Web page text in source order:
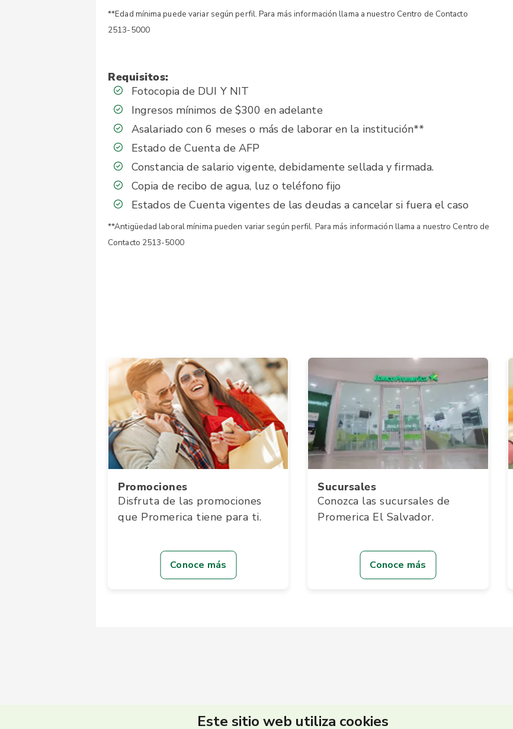
**Edad mínima puede variar según perfil. Para más información llama a nuestro Centro de Contacto
2513-5000
Requisitos:
Fotocopia de DUI Y NIT
Ingresos mínimos de $300 en adelante
Asalariado con 6 meses o más de laborar en la institución**
Estado de Cuenta de AFP
Constancia de salario vigente, debidamente sellada y firmada.
Copia de recibo de agua, luz o teléfono fijo
Estados de Cuenta vigentes de las deudas a cancelar si fuera el caso
**Antigüedad laboral mínima pueden variar según perfil. Para más información llama a nuestro Centro de
Contacto 2513-5000
Promociones
Disfruta de las promociones
que Promerica tiene para ti.
Conoce más
Sucursales
Conozca las sucursales de
Promerica El Salvador.
Conoce más
Este sitio web utiliza cookies